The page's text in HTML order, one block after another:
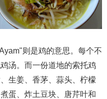
则是鸡的意思。每个不
汤。而一份道地的索托鸡
生姜、香茅、蒜头、柠檬
蛋、炸土豆块、唐芹叶和